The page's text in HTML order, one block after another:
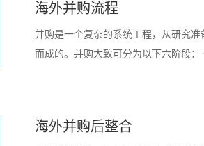
海外并购流程
并购是一个复杂的系统工程，从研究
而成的。并购大致可分为以下六阶段
海外并购后整合